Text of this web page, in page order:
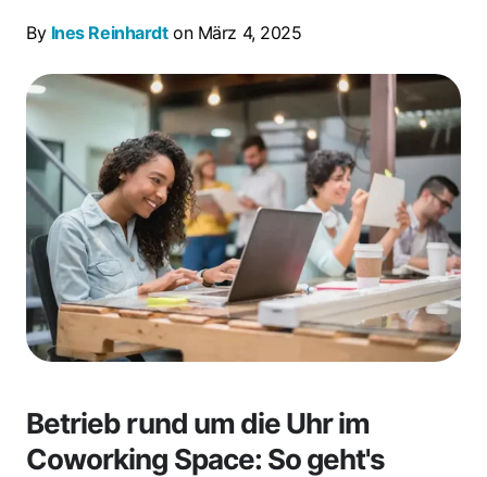
By Ines Reinhardton März 4, 2025
Betrieb rund um die Uhr im
Coworking Space: So geht's